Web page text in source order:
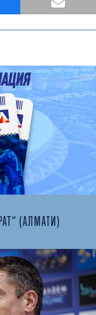
(АЛМАТИ)